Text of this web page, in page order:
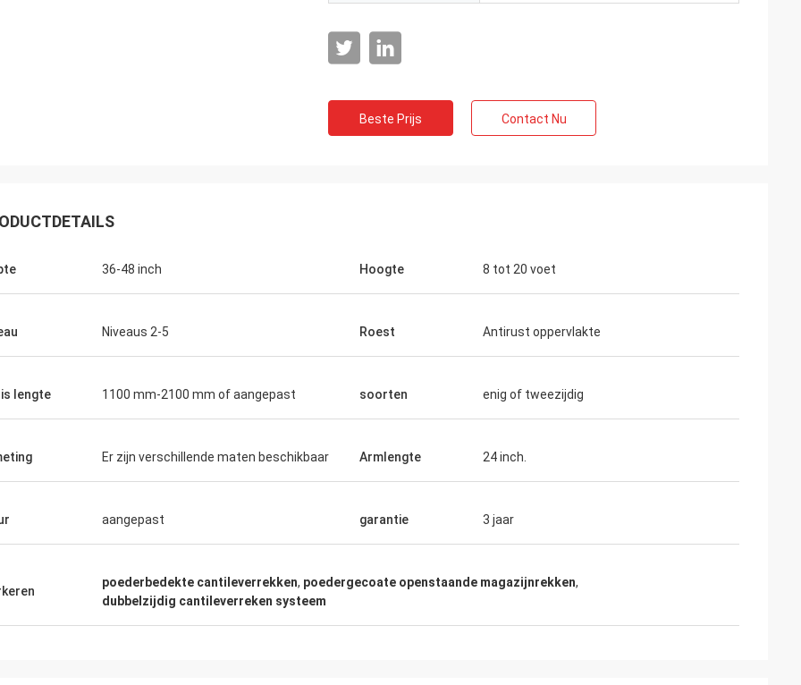
Beste Prijs Contact Nu
36-48 inch Hoogte 8 tot 20 voet
Niveaus 2-5 Roest Antirust oppervlakte
lengte 1100 mm-2100 mm of aangepast soorten enig of tweezijdig
Er zijn verschillende maten beschikbaar Armlengte 24 inch.
aangepast garantie 3 jaar
poederbedekte cantileverrekken, poedergecoate openstaande magazijnrekken,
dubbelzijdig cantileverreken systeem